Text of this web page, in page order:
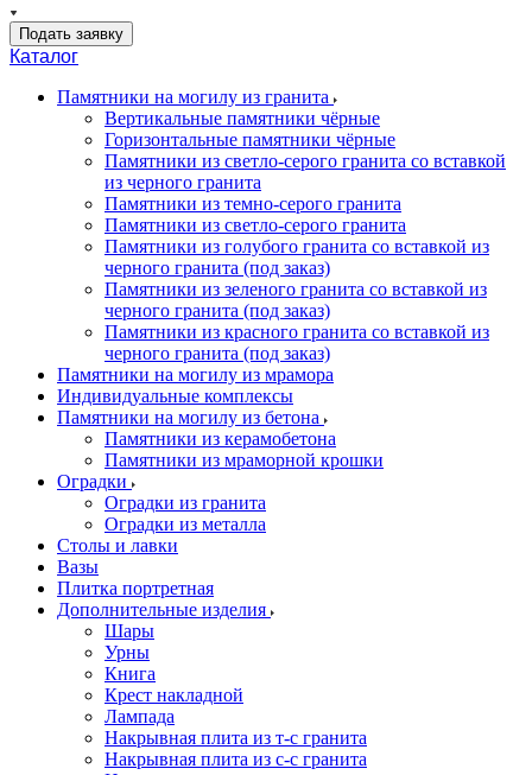
Подать заявку
Каталог
Памятники на могилу из гранита
Вертикальные памятники чёрные
Горизонтальные памятники чёрные
Памятники из светло-серого гранита со вставкой
из черного гранита
Памятники из темно-серого гранита
Памятники из светло-серого гранита
Памятники из голубого гранита со вставкой из
черного гранита (под заказ)
Памятники из зеленого гранита со вставкой из
черного гранита (под заказ)
Памятники из красного гранита со вставкой из
черного гранита (под заказ)
Памятники на могилу из мрамора
Индивидуальные комплексы
Памятники на могилу из бетона
Памятники из керамобетона
Памятники из мраморной крошки
Оградки
Оградки из гранита
Оградки из металла
Столы и лавки
Вазы
Плитка портретная
Дополнительные изделия
Шары
Урны
Книга
Крест накладной
Лампада
Накрывная плита из т-с гранита
Накрывная плита из с-с гранита